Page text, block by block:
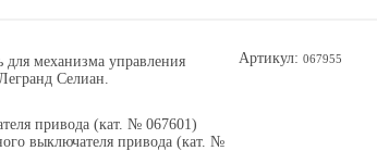
Артикул: 067955
для механизма управления
Селиан.
привода (кат. № 067601)
выключателя привода (кат. №